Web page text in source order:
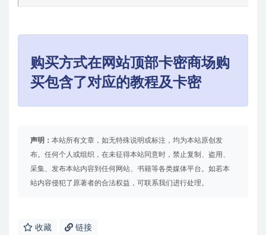
购买方式在网站顶部卡密商场购
买包含了对应的教程及卡密
声明： 本站所有文章，如无特殊说明或标注，均为本站原创发
布。任何个人或组织，在未征得本站同意时，禁止复制、盗用、
采集、发布本站内容到任何网站、书籍等各类媒体平台。如若本
站内容侵犯了原著者的合法权益，可联系我们进行处理。
收藏 链接